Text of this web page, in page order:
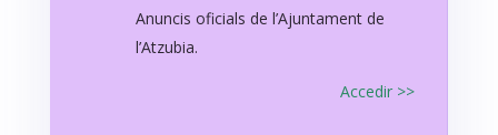
Anuncis oficials de l’Ajuntament de
l’Atzubia.
Accedir >>